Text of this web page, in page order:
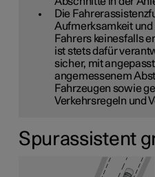
Die
Aufmerksamkeit
Fahrers keinesfalls
ist stets dafür
sicher, mit
angemessenem
Fahrzeugen sowie
Verkehrsregeln und
Spurassistent